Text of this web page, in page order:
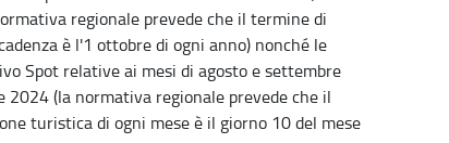
regionale prevede che il termine di
è l'1 ottobre di ogni anno) nonché le
Spot relative ai mesi di agosto e settembre
(la normativa regionale prevede che il
turistica di ogni mese è il giorno 10 del mese